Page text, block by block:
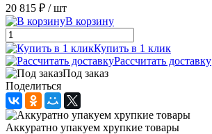
20 815 ₽ / шт
В корзину
Купить в 1 клик
Рассчитать доставку
Под заказ
Поделиться
Аккуратно упакуем хрупкие товары